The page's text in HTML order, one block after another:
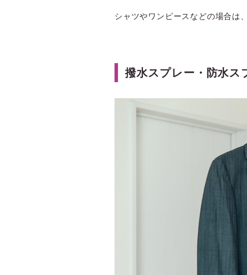
シャツやワンピースなどの場合は
撥水スプレー・防水ス